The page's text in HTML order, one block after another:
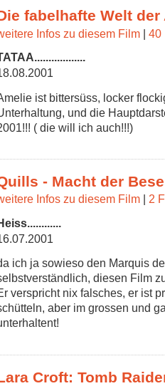
fabelhafte Welt der
Infos zu diesem Film | 40
ist bittersüss, locker
und die
( die will ich auch!!!)
- Macht der
Infos zu diesem Film
2
ich ja sowieso den Marquis
diesen Film
verspricht nix falsches, er ist
aber im grossen und
Croft: Tomb